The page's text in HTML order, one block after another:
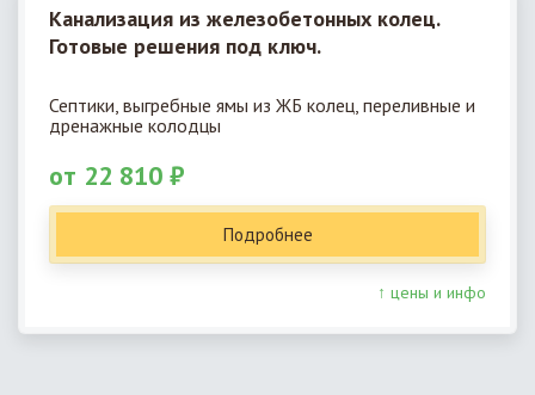
Канализация из железобетонных колец.
Готовые решения под ключ.
Септики, выгребные ямы из ЖБ колец, переливные и
дренажные колодцы
от 22 810 ₽
Подробнее
↑ цены и инфо